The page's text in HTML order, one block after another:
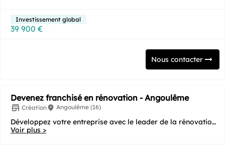
Investissement global
39 900 €
Nous contacter
Devenez franchisé en rénovation - Angoulême
Création Angoulême (16)
Développez votre entreprise avec le leader de la rénovation
Voir plus >